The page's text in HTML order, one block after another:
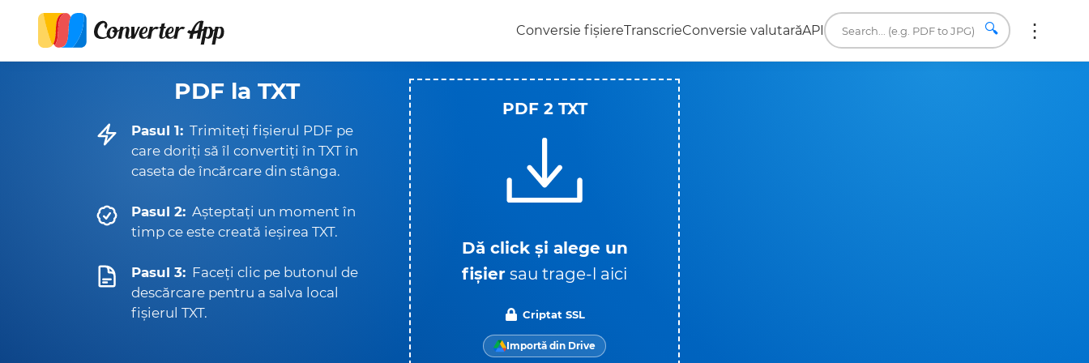
Conversie fișiereTranscrieConversie valutarăAPI 🔍
PDF la TXT
Pasul 1: Trimiteți fișierul PDF pe
care doriți să îl convertiți în TXT în
caseta de încărcare din stânga.
Pasul 2: Așteptați un moment în
timp ce este creată ieșirea TXT.
Pasul 3: Faceți clic pe butonul de
descărcare pentru a salva local
fișierul TXT.
PDF 2 TXT
Dă click și alege un
fișier sau trage-l aici
Criptat SSL
Importă din Drive